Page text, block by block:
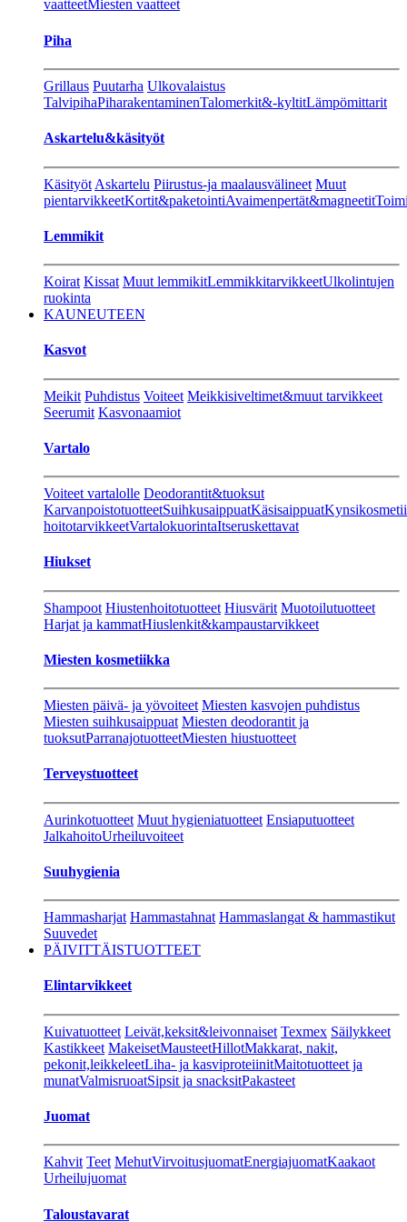
vaatteetMiesten vaatteet
Piha
Grillaus Puutarha Ulkovalaistus
TalvipihaPiharakentaminenTalomerkit&-kyltitLämpömittarit
Askartelu&käsityöt
Käsityöt Askartelu Piirustus-ja maalausvälineet Muut
pientarvikkeetKortit&paketointiAvaimenpertät&magneetit
Lemmikit
Koirat Kissat Muut lemmikitLemmikkitarvikkeetUlkolintujen
ruokinta
KAUNEUTEEN
Kasvot
Meikit Puhdistus Voiteet Meikkisiveltimet&muut tarvikkeet
Seerumit Kasvonaamiot
Vartalo
Voiteet vartalolle Deodorantit&tuoksut
KarvanpoistotuotteetSuihkusaippuatKäsisaippuat
hoitotarvikkeetVartalokuorintaItseruskettavat
Hiukset
Shampoot Hiustenhoitotuotteet Hiusvärit Muotoilutuotteet
Harjat ja kammatHiuslenkit&kampaustarvikkeet
Miesten kosmetiikka
Miesten päivä- ja yövoiteet Miesten kasvojen puhdistus
Miesten suihkusaippuat Miesten deodorantit ja
tuoksutParranajotuotteetMiesten hiustuotteet
Terveystuotteet
Aurinkotuotteet Muut hygieniatuotteet Ensiaputuotteet
JalkahoitoUrheiluvoiteet
Suuhygienia
Hammasharjat Hammastahnat Hammaslangat & hammastikut
Suuvedet
PÄIVITTÄISTUOTTEET
Elintarvikkeet
Kuivatuotteet Leivät,keksit&leivonnaiset Texmex Säilykkeet
Kastikkeet MakeisetMausteetHillotMakkarat, nakit,
pekonit,leikkeleetLiha- ja kasviproteiinitMaitotuotteet ja
munatValmisruoatSipsit ja snacksitPakasteet
Juomat
Kahvit Teet MehutVirvoitusjuomatEnergiajuomatKaakaot
Urheilujuomat
Taloustavarat